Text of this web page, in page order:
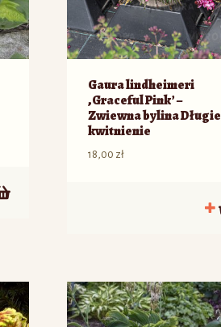
Gaura lindheimeri
‚Graceful Pink’ –
Zwiewna bylina Długie
kwitnienie
18,00 zł